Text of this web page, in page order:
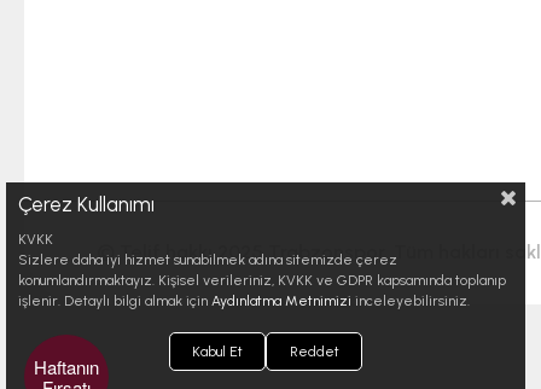
© Telif hakkı 2025 Trabzonspor. Tüm hakları
Çerez Kullanımı
KVKK
Sizlere daha iyi hizmet sunabilmek adına sitemizde çerez
konumlandırmaktayız. Kişisel verileriniz, KVKK ve GDPR kapsamında toplanıp
işlenir. Detaylı bilgi almak için Aydınlatma Metnimizi inceleyebilirsiniz.
Kabul Et Reddet
Haftanın